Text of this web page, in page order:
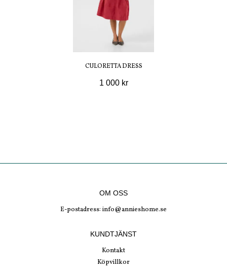
CULORETTA DRESS
1 000 kr
OM OSS
E-postadress: info@annieshome.se
KUNDTJÄNST
Kontakt
Köpvillkor